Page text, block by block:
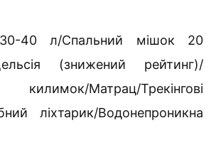
40 л/Спальний мішок 20
(знижений рейтинг)/
Матрац/Трекінгові
ліхтарик/Водонепроникна